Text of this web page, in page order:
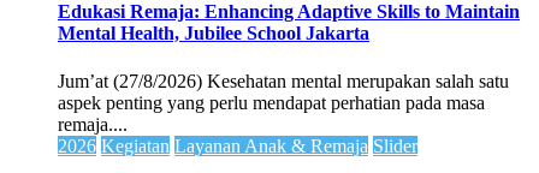
Edukasi Remaja: Enhancing Adaptive Skills to Maintain
Mental Health, Jubilee School Jakarta
Jum’at (27/8/2026) Kesehatan mental merupakan salah satu
aspek penting yang perlu mendapat perhatian pada masa
remaja....
2026 Kegiatan Layanan Anak & Remaja Slider